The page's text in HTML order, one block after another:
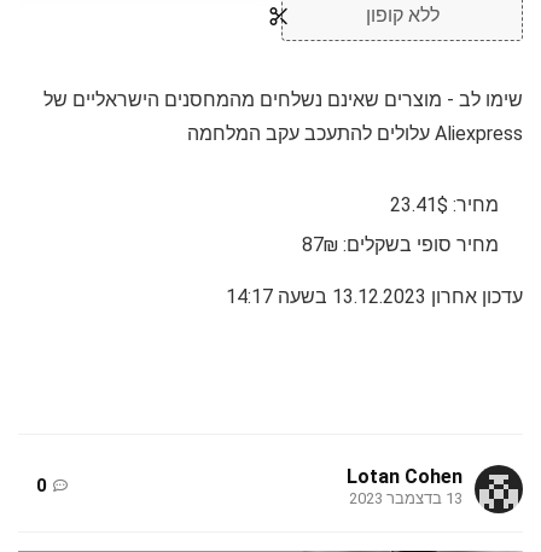
ללא קופון
שימו לב - מוצרים שאינם נשלחים מהמחסנים הישראליים של
Aliexpress עלולים להתעכב עקב המלחמה
מחיר: 23.41$
מחיר סופי בשקלים: 87₪
עדכון אחרון 13.12.2023 בשעה 14:17
Lotan Cohen
13 בדצמבר 2023
0